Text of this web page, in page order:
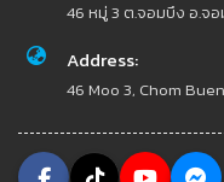
46 หมู่ 3 ต.จอมบึง อ.จ
Address:
46 Moo 3, Chom